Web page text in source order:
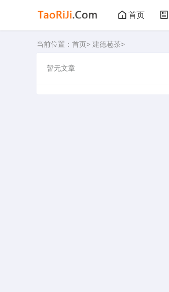
首页
当前位置： 首页> 建德苞茶>
暂无文章